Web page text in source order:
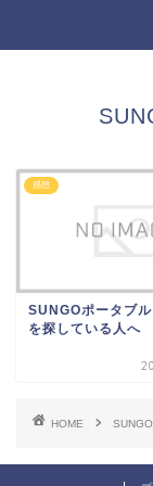
感想
SUNGOポータブ
を探している人へ
HOME